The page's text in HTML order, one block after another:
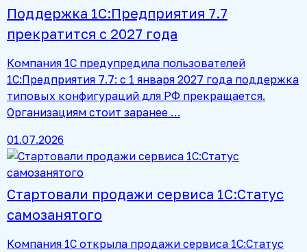
Поддержка 1С:Предприятия 7.7
прекратится с 2027 года
Компания 1С предупредила пользователей
1С:Предприятия 7.7: с 1 января 2027 года поддержка
типовых конфигураций для РФ прекращается.
Организациям стоит заранее …
01.07.2026
Стартовали продажи сервиса 1С:Статус
самозанятого
Компания 1С открыла продажи сервиса 1С:Статус